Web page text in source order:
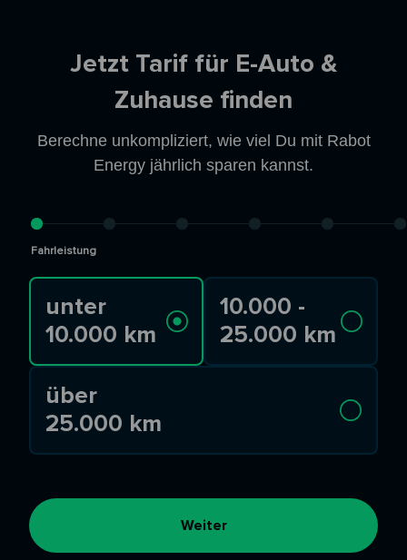
Jetzt Tarif für E-Auto &
Zuhause finden
Berechne unkompliziert, wie viel Du mit Rabot
Energy jährlich sparen kannst.
Fahrleistung
unter
10.000 km
10.000 -
25.000 km
über
25.000 km
Weiter